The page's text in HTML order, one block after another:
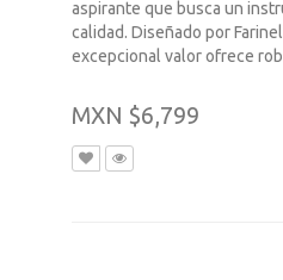
aspirante que busca un
calidad. Diseñado por
excepcional valor ofrece
MXN $6,799